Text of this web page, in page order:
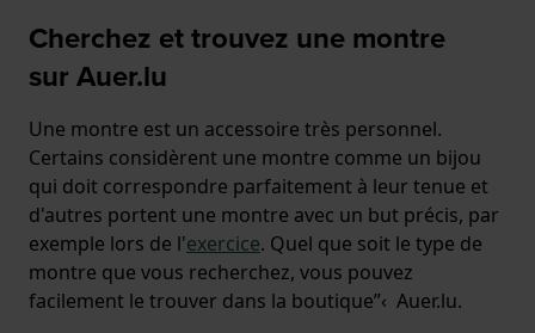
Cherchez et trouvez une montre
sur Auer.lu
Une montre est un accessoire très personnel.
Certains considèrent une montre comme un bijou
qui doit correspondre parfaitement à leur tenue et
d'autres portent une montre avec un but précis, par
exemple lors de l'exercice. Quel que soit le type de
montre que vous recherchez, vous pouvez
facilement le trouver dans la boutique”‹ Auer.lu.